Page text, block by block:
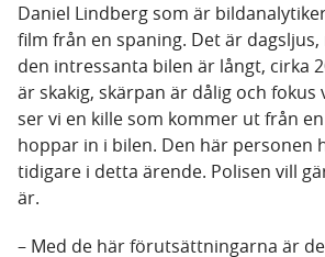
Daniel Lindberg som är
film från en spaning. Det är
den intressanta bilen är långt, cirka
är skakig, skärpan är dålig och fokus
ser vi en kille som kommer ut från
hoppar in i bilen. Den här personen
tidigare i detta ärende. Polisen vill
är.
– Med de här förutsättningarna är